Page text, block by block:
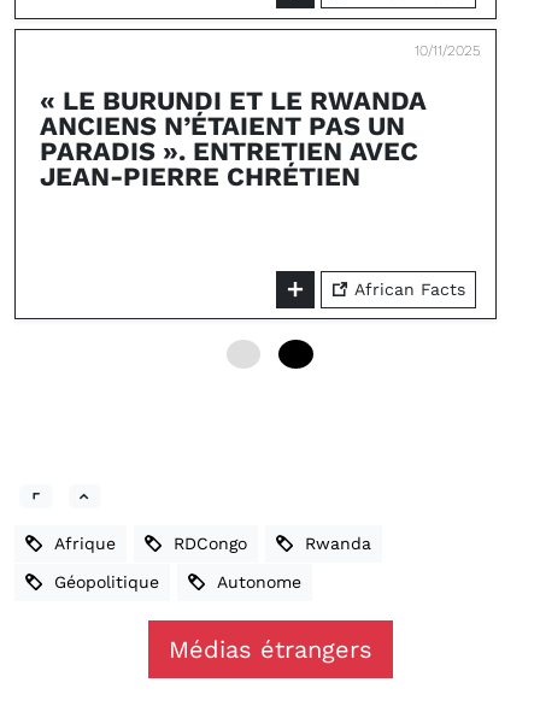
10/11/2025
« LE BURUNDI ET LE RWANDA
ANCIENS N’ÉTAIENT PAS UN
PARADIS ». ENTRETIEN AVEC
JEAN-PIERRE CHRÉTIEN
African Facts
Afrique RDCongo Rwanda
Géopolitique Autonome
Médias étrangers